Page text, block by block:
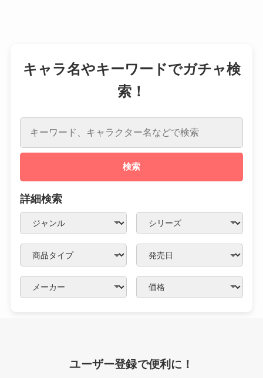
キャラ名やキーワードでガチャ検
索！
検索
詳細検索
ユーザー登録で便利に！